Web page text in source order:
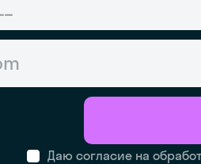
Даю согласие на